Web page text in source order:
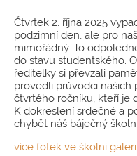
Čtvrtek 2. října 2025
podzimní den, ale pro
mimořádný. To
do stavu studentského.
ředitelky si převzali
provedli průvodci našich
čtvrtého ročníku, kteří je
K dokreslení srdečné a
chybět náš báječný
více fotek ve školní